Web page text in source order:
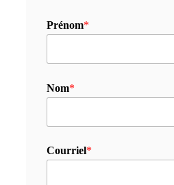
Prénom*
Nom*
Courriel*